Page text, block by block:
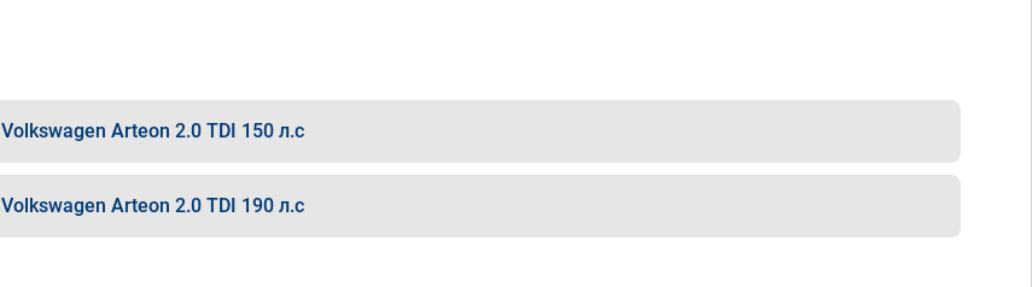
Volkswagen Arteon 2.0 TDI 150 л.с
Volkswagen Arteon 2.0 TDI 190 л.с